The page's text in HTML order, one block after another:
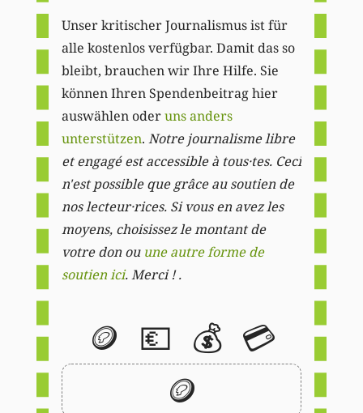
Unser kritischer Journalismus ist für
alle kostenlos verfügbar. Damit das so
bleibt, brauchen wir Ihre Hilfe. Sie
können Ihren Spendenbeitrag hier
auswählen oderuns anders
unterstützen. Notre journalisme libre
et engagé est accessible à tous·tes. Ceci
n'est possible que grâce au soutien de
nos lecteur·rices. Si vous en avez les
moyens, choisissez le montant de
votre don ou une autre forme de
soutien ici. Merci ! .
🪙 💶 💰 💳
🪙